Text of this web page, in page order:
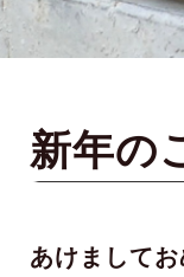
新年の
あけましてお